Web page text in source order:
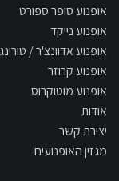
אופנוע סופר ספורט
אופנוע נייקד
אופנוע אדוונצ'ר / טורינג
אופנוע קרוזר
אופנוע מוטוקרוס
אודות
יצירת קשר
מגזין האופנועים